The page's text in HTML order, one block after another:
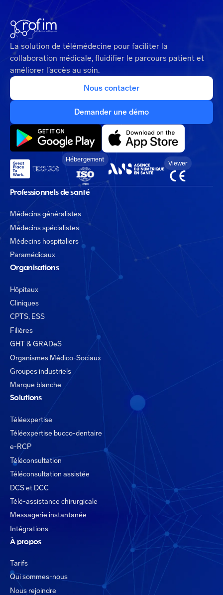
La solution de télémédecine pour faciliter la
collaboration médicale, fluidifier le parcours patient et
améliorer l’accès au soin.
Nous contacter
Demander une démo
Hébergement
Viewer
Professionnels de santé
Médecins généralistes
Médecins spécialistes
Médecins hospitaliers
Paramédicaux
Organisations
Hôpitaux
Cliniques
CPTS, ESS
Filières
GHT & GRADeS
Organismes Médico-Sociaux
Groupes industriels
Marque blanche
Solutions
Téléexpertise
Téléexpertise bucco-dentaire
e-RCP
Téléconsultation
Téléconsultation assistée
DCS et DCC
Télé-assistance chirurgicale
Messagerie instantanée
Intégrations
À propos
Tarifs
Qui sommes-nous
Nous rejoindre